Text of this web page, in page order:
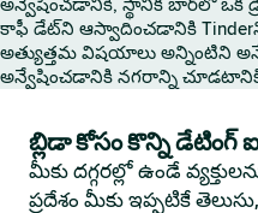
కాఫీ డేట్‌ని ఆస్వాదించడానికి
అత్యుత్తమ విషయాలు అన్నింటిని
అన్వేషించడానికి నగరాన్ని
బ్లిడా కోసం కొన్ని
మీకు దగ్గరల్లో ఉండే
ప్రదేశం మీకు ఇప్పటికే